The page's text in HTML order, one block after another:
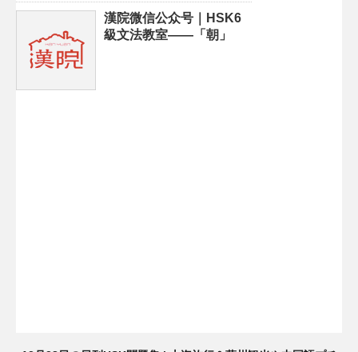
漢院微信公众号｜HSK6
級文法教室——「朝」